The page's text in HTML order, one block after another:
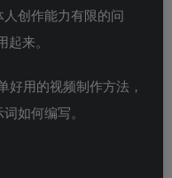
创作能力有限的问
来。
好用的视频制作方法，
如何编写。